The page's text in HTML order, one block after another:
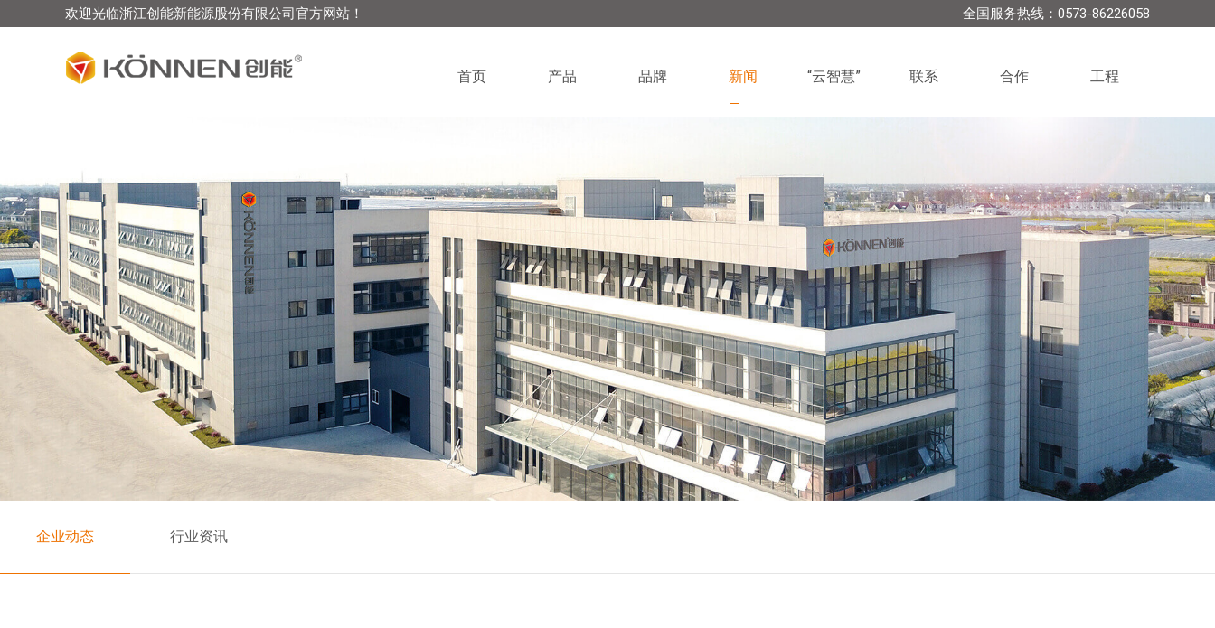
欢迎光临浙江创能新能源股份有限公司官方网站！ 全国服务热线：0573-86226058
首页 产品 品牌 新闻 “云智慧” 联系 合作 工程
企业动态 行业资讯